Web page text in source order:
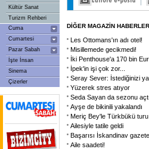
Kültür Sanat
Turizm Rehberi
Cuma
Cumartesi
Pazar Sabah
İşte İnsan
Sinema
Çizerler
DİĞER MAGAZİN
Les Ottomans'ın adı otel!
Misillemede gecikmedi!
İki Penthouse'a 170 bin
İpek'in işi çok zor...
Seray Sever: İstediğinizi
Yüzerek stres atıyor
Seda Sayan da sezonu
Ayşe de bikinili yakalandı
Meriç Bey'le Türkbükü turu
Ailesiyle tatile geldi
Başarısı İskandinav
Aile saadeti!